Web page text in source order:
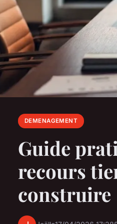
DEMENAGEMENT
Guide
recours
construire